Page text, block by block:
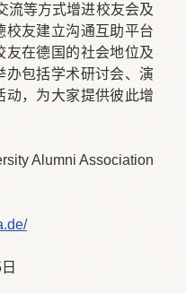
流等方式增进校友会及
校友建立沟通互助平台
友在德国的社会地位及
办包括学术研讨会、演
动，为大家提供彼此增
Alumni Association